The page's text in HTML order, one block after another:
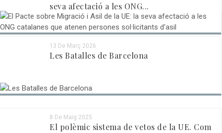
seva afectació a les ONG...
13 De Març 2026
Les Batalles de Barcelona
8 De Maig 2025
El polèmic sistema de vetos de la UE. Com